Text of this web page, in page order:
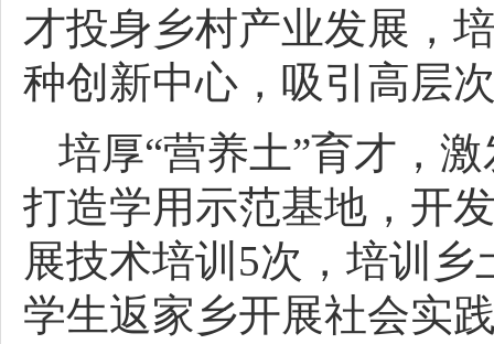
才投身乡村产业发展，
种创新中心，吸引高层
培厚“营养土”育才，
打造学用示范基地，开
展技术培训5次，培训
学生返家乡开展社会实